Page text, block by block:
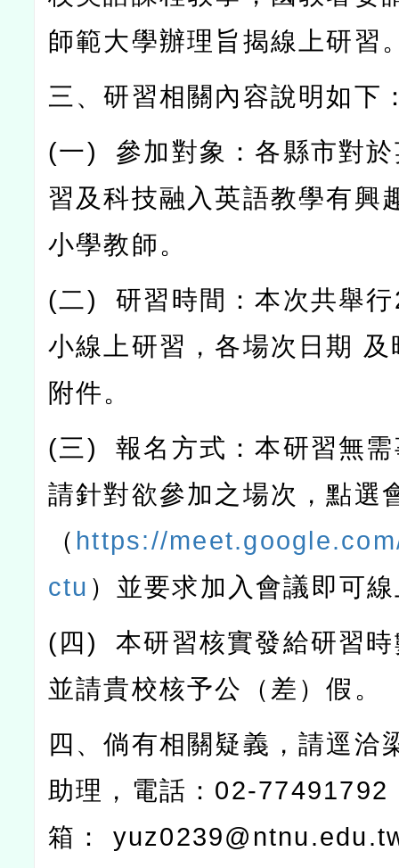
師範大學辦理旨揭線上研習
三、研習相關內容說明如下
(一) 參加對象：各縣市對
習及科技融入英語教學有興
小學教師。
(二)研習時間：本次共舉行
小線上研習，各場次日期 及
附件。
(三)報名方式：本研習無
請針對欲參加之場次，點選
（ https://
ctu ）並要求加入會議即可
(四)本研習核實發給研習
並請貴校核予公（差）假。
四、倘有相關疑義，請逕洽
助理，電話： 02-77491792
箱：